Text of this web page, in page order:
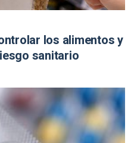
los alimentos y
sanitario